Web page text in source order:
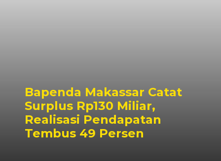
Bapenda Makassar Catat
Surplus Rp130 Miliar,
Realisasi Pendapatan
Tembus 49 Persen